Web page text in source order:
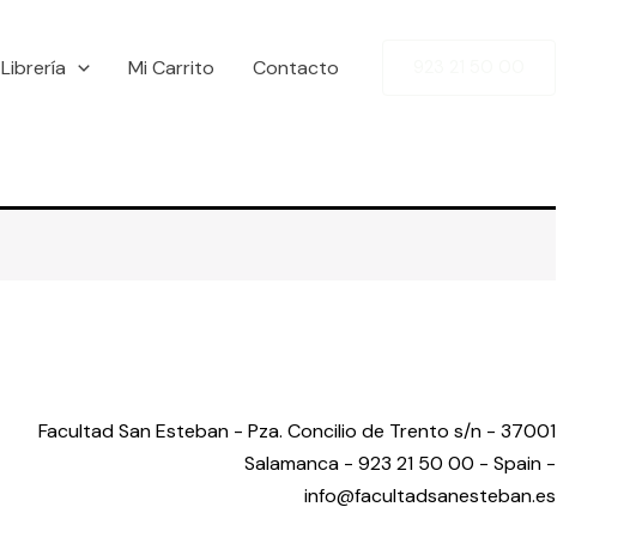
Librería Mi Carrito Contacto
Facultad San Esteban - Pza. Concilio de Trento s/n - 37001
Salamanca - 923 21 50 00 - Spain -
info@facultadsanesteban.es